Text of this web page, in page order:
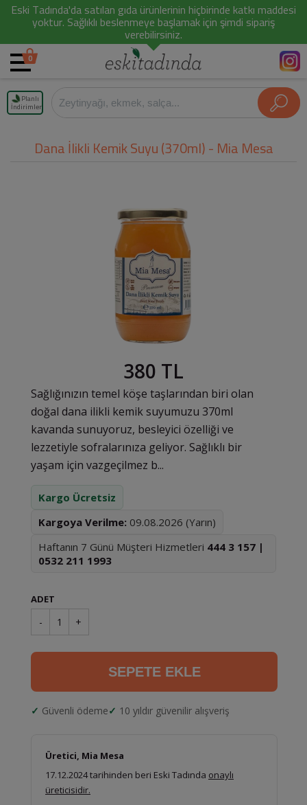
Eski Tadında'da satılan gıda ürünlerinin hiçbirinde katkı maddesi
yoktur. Sağlıklı beslenmeye başlamak için şimdi sipariş
verebilirsiniz.
0
Planlı
İndirimler
Dana İlikli Kemik Suyu (370ml) - Mia Mesa
380 TL
Sağlığınızın temel köşe taşlarından biri olan
doğal dana ilikli kemik suyumuzu 370ml
kavanda sunuyoruz, besleyici özelliği ve
lezzetiyle sofralarınıza geliyor. Sağlıklı bir
yaşam için vazgeçilmez b...
Kargo Ücretsiz
Kargoya Verilme: 09.08.2026 (Yarın)
Haftanın 7 Günü Müşteri Hizmetleri 444 3 157 |
0532 211 1993
ADET
- 1 +
SEPETE EKLE
Güvenli ödeme 10 yıldır güvenilir alışveriş
Üretici, Mia Mesa
17.12.2024 tarihinden beri Eski Tadında onaylı
üreticisidir.